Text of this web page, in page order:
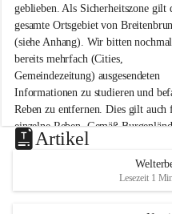
r
u
n
n
a
m
N
e
u
s
d
geblieben. Als Sicherheitszone gilt
gesamte Ortsgebiet von
(siehe Anhang). Wir bitten
bereits mehrfach (Cities,
Gemeindezeitung) ausgesendeten
Informationen zu studieren und
Reben zu entfernen. Dies gilt auch
einzelne Reben. Gemäß
Weinbaugesetz sind nicht gepflegte
unzulässige Weingärten zu roden!
helfen wir zusammen um unsere
vor den prognostizierten
und den daraus folgenden
Artikel
Lesezeit 1